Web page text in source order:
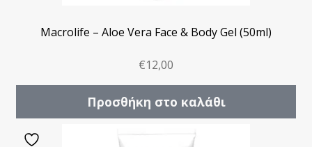
Macrolife – Aloe Vera Face & Body Gel (50ml)
€12,00
Προσθήκη στο καλάθι